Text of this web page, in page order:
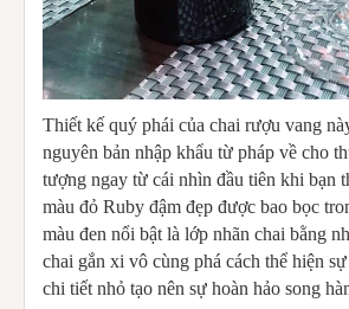
Thiết kế quý phái của chai rượu vang
nguyên bản nhập khẩu từ pháp về cho
tượng ngay từ cái nhìn đầu tiên khi bạn
màu đỏ Ruby đậm đẹp được bao bọc
màu đen nổi bật là lớp nhãn chai bằng
chai gắn xi vô cùng phá cách thể hiện
chi tiết nhỏ tạo nên sự hoàn hảo song